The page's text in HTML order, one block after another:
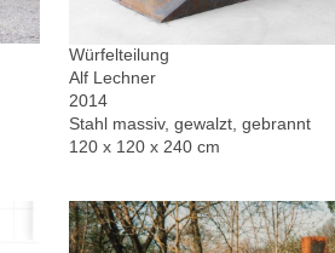
Würfelteilung
Alf Lechner
2014
Stahl massiv, gewalzt, gebrannt
120 x 120 x 240 cm